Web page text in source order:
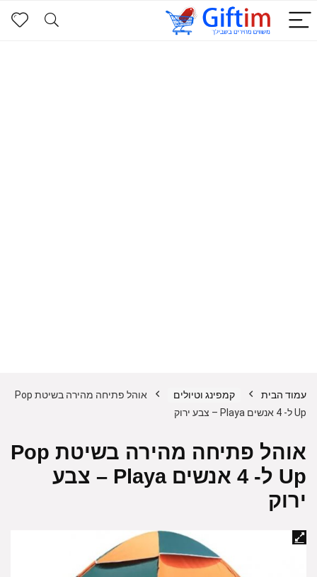
עמוד הבית קמפינג וטיולים
אוהל פתיחה מהירה בשיטת Pop
Up ל- 4 אנשים Playa – צבע ירוק
אוהל פתיחה מהירה בשיטת Pop
Up ל- 4 אנשים Playa – צבע
ירוק